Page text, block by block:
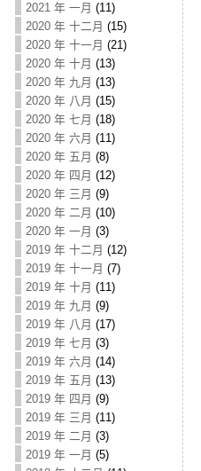
2021 年 一月 (11)
2020 年 十二月 (15)
2020 年 十一月 (21)
2020 年 十月 (13)
2020 年 九月 (13)
2020 年 八月 (15)
2020 年 七月 (18)
2020 年 六月 (11)
2020 年 五月 (8)
2020 年 四月 (12)
2020 年 三月 (9)
2020 年 二月 (10)
2020 年 一月 (3)
2019 年 十二月 (12)
2019 年 十一月 (7)
2019 年 十月 (11)
2019 年 九月 (9)
2019 年 八月 (17)
2019 年 七月 (3)
2019 年 六月 (14)
2019 年 五月 (13)
2019 年 四月 (9)
2019 年 三月 (11)
2019 年 二月 (3)
2019 年 一月 (5)